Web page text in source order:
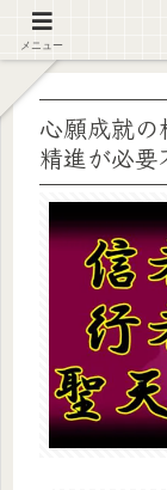
【注意喚
心願成就
精進が必要
メニュー